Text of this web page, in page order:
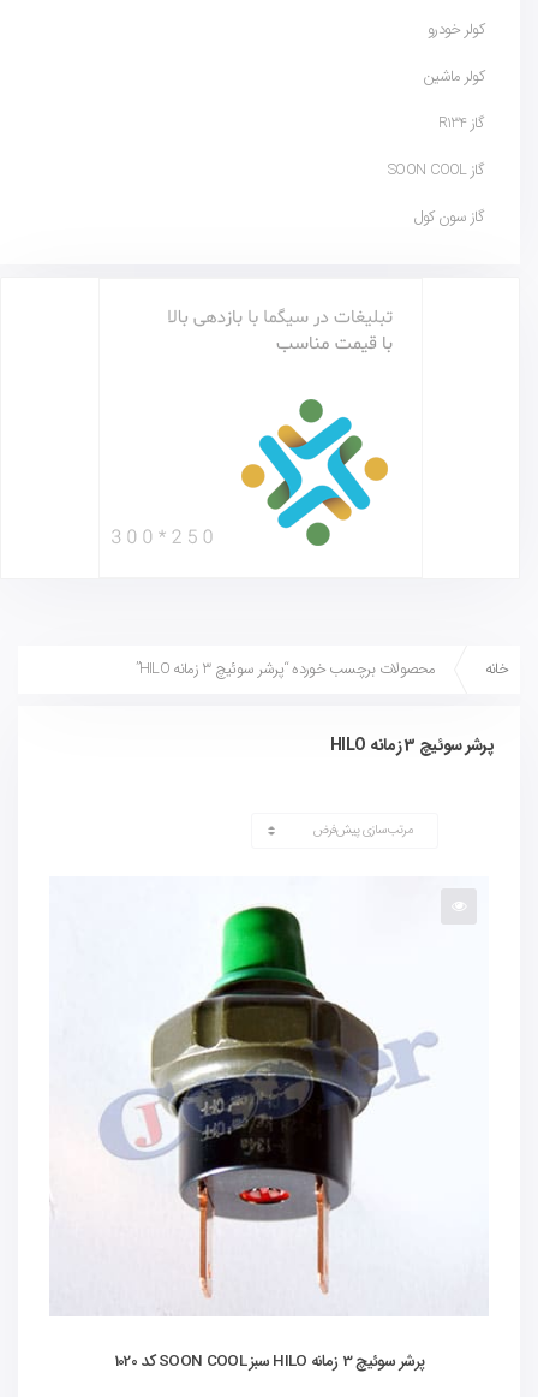
کولر خودرو
کولر ماشین
گاز R134
گاز SOON COOL
گاز سون کول
خانه محصولات برچسب خورده “پرشر سوئیچ 3 زمانه HILO”
پرشر سوئیچ 3 زمانه HILO
پرشر سوئیچ 3 زمانه HILO سبز SOON COOL کد 1020